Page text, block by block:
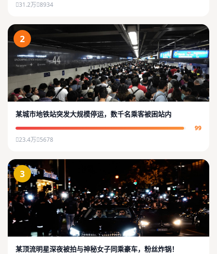
31.2万 8934
2
某城市地铁站突发大规模停运，数千名乘客被困站内
99
23.4万 5678
3
某顶流明星深夜被拍与神秘女子同乘豪车，粉丝炸锅！